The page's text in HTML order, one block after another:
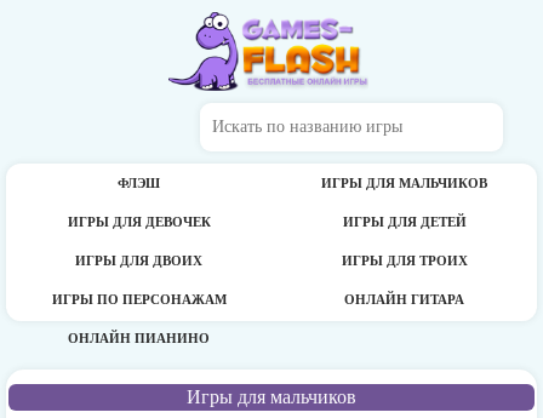
ФЛЭШ ИГРЫ ДЛЯ МАЛЬЧИКОВ
ИГРЫ ДЛЯ ДЕВОЧЕК ИГРЫ ДЛЯ ДЕТЕЙ
ИГРЫ ДЛЯ ДВОИХ ИГРЫ ДЛЯ ТРОИХ
ИГРЫ ПО ПЕРСОНАЖАМ ОНЛАЙН ГИТАРА
ОНЛАЙН ПИАНИНО
Игры для мальчиков